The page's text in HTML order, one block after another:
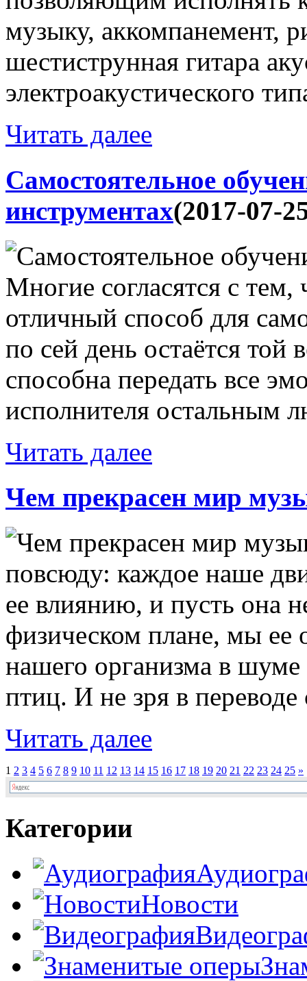
музыку, аккомпанемент,
шестиструнная гитара
электроакустического
Читать далее
Самостоятельное
инструментах(2017-07-
Многие согласятся с тем,
отличный способ для
по сей день остаётся той
способна передать все
исполнителя остальным
Читать далее
Чем прекрасен мир
повсюду: каждое наше
ее влиянию, и пусть она
физическом плане, мы
нашего организма в
птиц. И не зря в переводе
Читать далее
1 2 3 4 5 6 7 8 9 10 11 12 13 14 15 16 17 18 19 20 21 22 23 24 25 »
Категории
Новости